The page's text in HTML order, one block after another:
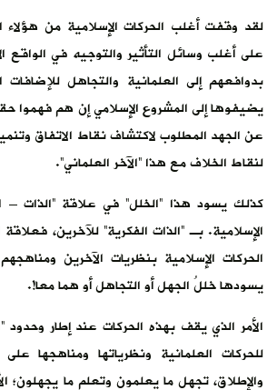
لقد وقفت أغلب الحركات الإسلامية من هؤلاء
على أغلب وسائل التأثير والتوجيه في الواقع
بدوافعهم إلى العلمانية والتجاهل
يضيفوها إلى المشروع الإسلامي إن هم فهموا
عن الجهد المطلوب لاكتشاف نقاط الاتفاق
لنقاط الخلاف مع هذا “الآخر العلماني”.
كذلك يسود هذا “الخلل” في علاقة “الذات –
الإسلامية. بـ “الذات الفكرية” للآخرين،
الحركات الإسلامية بنظريات الآخرين
يسودها خللُ الجهل أو التجاهل أو هما معا!.
الأمر الذي يقف بهذه الحركات عند إطار وحدود
للحركات العلمانية ونظرياتها ومناهجها
والإطلاق، تجهل ما يعلمون وتعلم ما يجهلون؛